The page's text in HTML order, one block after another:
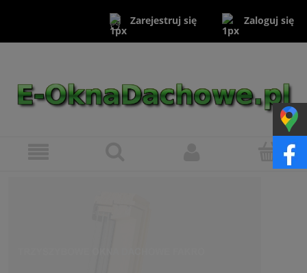
Zarejestruj się Zaloguj się